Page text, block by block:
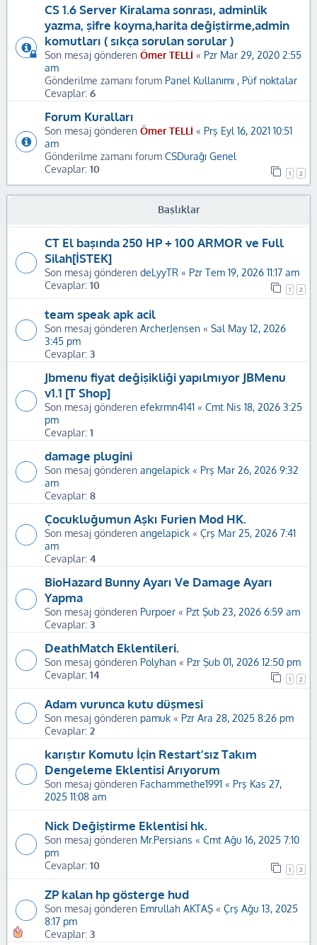
CS 1.6 Server Kiralama sonrası, adminlik
yazma, şifre koyma,harita değiştirme,admin
komutları ( sıkça sorulan sorular )
Son mesaj gönderen Ömer TELLİ « Pzr Mar 29, 2020 2:55
am
Gönderilme zamanı forum Panel Kullanımı , Püf noktalar
Cevaplar: 6
Forum Kuralları
Son mesaj gönderen Ömer TELLİ « Prş Eyl 16, 2021 10:51
am
Gönderilme zamanı forum CSDurağı Genel
Cevaplar: 10 1 2
Başlıklar
CT El başında 250 HP + 100 ARMOR ve Full
Silah[İSTEK]
Son mesaj gönderen deLyyTR « Pzr Tem 19, 2026 11:17 am
Cevaplar: 10 1 2
team speak apk acil
Son mesaj gönderen ArcherJensen « Sal May 12, 2026
3:45 pm
Cevaplar: 3
Jbmenu fiyat değişikliği yapılmıyor JBMenu
v1.1 [T Shop]
Son mesaj gönderen efekrmn4141 « Cmt Nis 18, 2026 3:25
pm
Cevaplar: 1
damage plugini
Son mesaj gönderen angelapick « Prş Mar 26, 2026 9:32
am
Cevaplar: 8
Çocukluğumun Aşkı Furien Mod HK.
Son mesaj gönderen angelapick « Çrş Mar 25, 2026 7:41
am
Cevaplar: 4
BioHazard Bunny Ayarı Ve Damage Ayarı
Yapma
Son mesaj gönderen Purpoer « Pzt Şub 23, 2026 6:59 am
Cevaplar: 3
DeathMatch Eklentileri.
Son mesaj gönderen Polyhan « Pzr Şub 01, 2026 12:50 pm
Cevaplar: 14 1 2
Adam vurunca kutu düşmesi
Son mesaj gönderen pamuk « Pzr Ara 28, 2025 8:26 pm
Cevaplar: 2
karıştır Komutu İçin Restart’sız Takım
Dengeleme Eklentisi Arıyorum
Son mesaj gönderen Facharnmethe1991 « Prş Kas 27,
2025 11:08 am
Nick Değiştirme Eklentisi hk.
Son mesaj gönderen Mr.Persians « Cmt Ağu 16, 2025 7:10
pm
Cevaplar: 10 1 2
ZP kalan hp gösterge hud
Son mesaj gönderen Emrullah AKTAŞ « Çrş Ağu 13, 2025
8:17 pm
Cevaplar: 3